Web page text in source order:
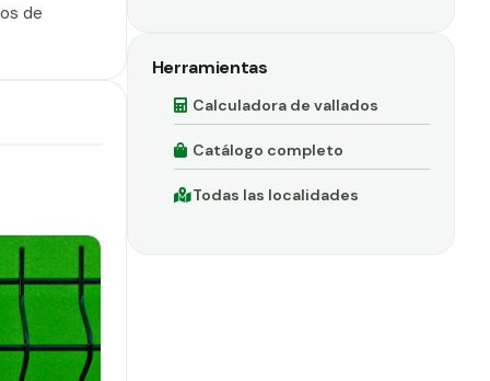
de
Herramientas
Calculadora de vallados
Catálogo completo
Todas las localidades